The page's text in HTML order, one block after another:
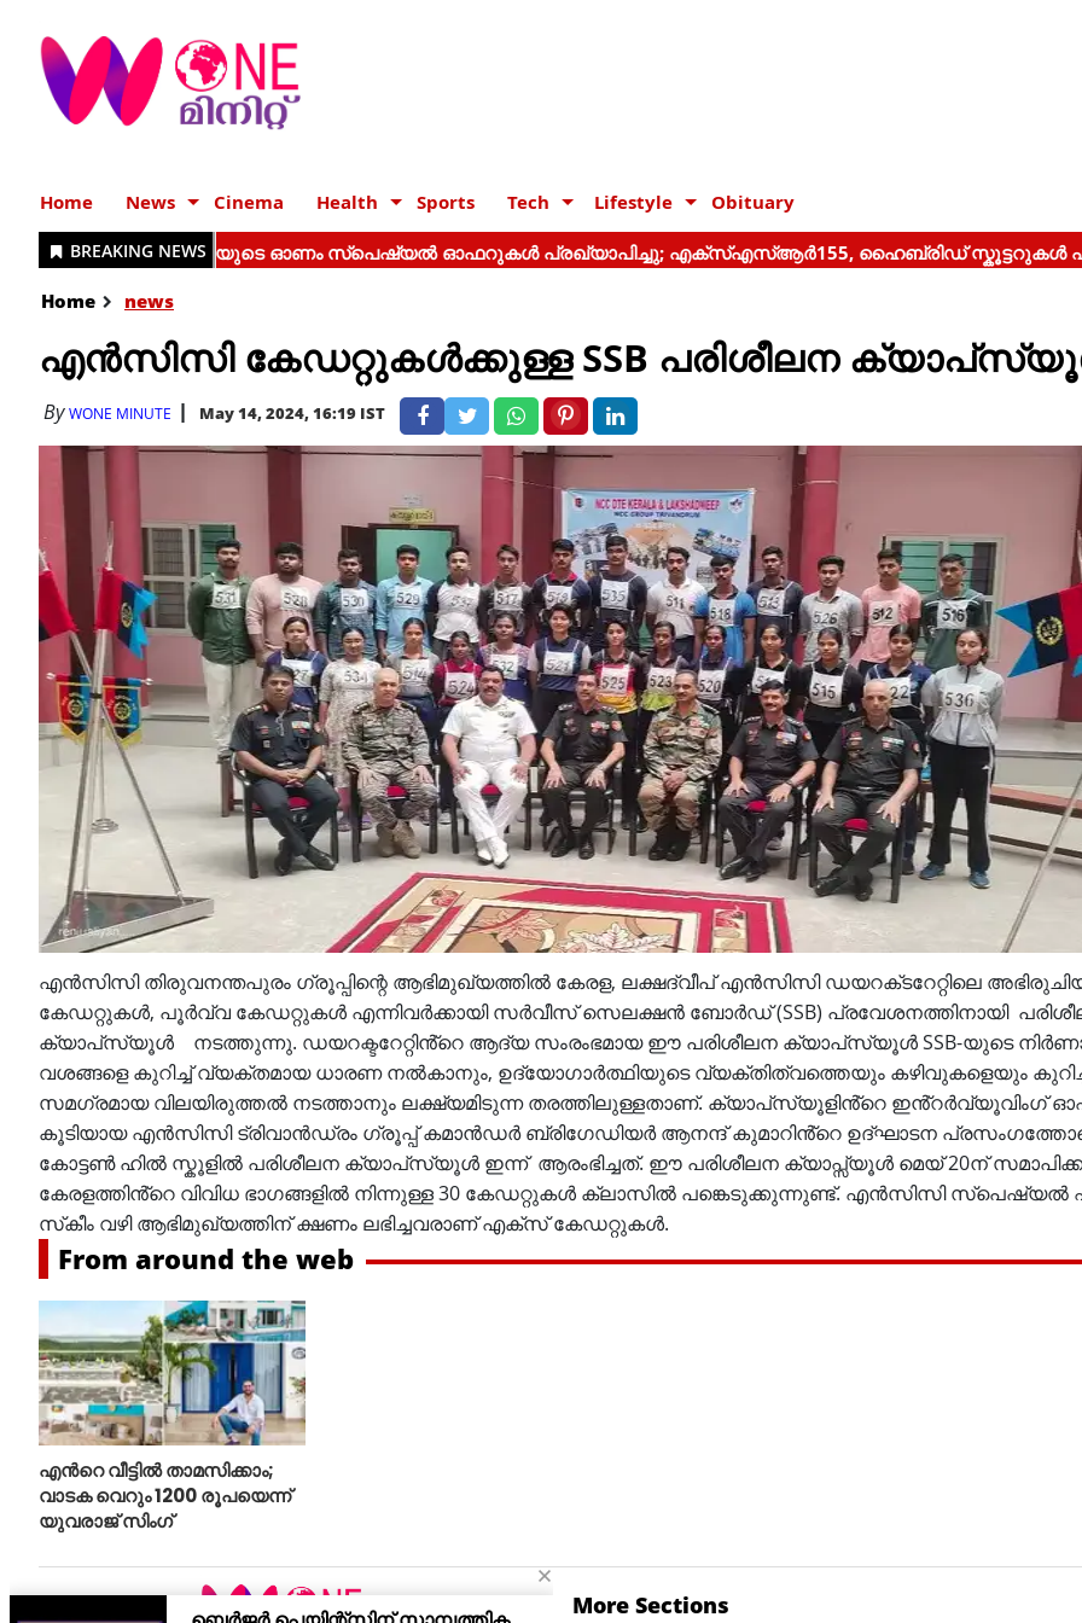
Home News Cinema Health Sports Tech Lifestyle Obituary
Home news
എൻസിസി കേഡറ്റുകൾക്കുള്ള SSB പരിശീലന
ByWONE MINUTE May 14, 2024, 16:19 IST
എൻസിസി തിരുവനന്തപുരം ഗ്രൂപ്പിന്റെ ആഭിമുഖ്യത്തിൽ കേരള, ലക്ഷദ്വീപ് എൻസിസി ഡയറക്‌ടറേറ്റിലെ
കേഡറ്റുകൾ, പൂർവ്വ കേഡറ്റുകൾ എന്നിവർക്കായി സർവീസ് സെലക്ഷൻ ബോർഡ് (SSB) പ്രവേശനത്തിനായി
ക്യാപ്‌സ്യൂൾ നടത്തുന്നു. ഡയറക്ടറേറ്റിൻ്റെ ആദ്യ സംരംഭമായ ഈ പരിശീലന ക്യാപ്‌സ്യൂൾ SSB-യുടെ
വശങ്ങളെ കുറിച്ച് വ്യക്തമായ ധാരണ നൽകാനും, ഉദ്യോഗാർത്ഥിയുടെ വ്യക്തിത്വത്തെയും കഴിവുകളെയും
സമഗ്രമായ വിലയിരുത്തൽ നടത്താനും ലക്ഷ്യമിടുന്ന തരത്തിലുള്ളതാണ്. ക്യാപ്‌സ്യൂളിൻ്റെ ഇൻ്റർവ്യൂവിംഗ്
കൂടിയായ എൻസിസി ട്രിവാൻഡ്രം ഗ്രൂപ്പ് കമാൻഡർ ബ്രിഗേഡിയർ ആനന്ദ് കുമാറിൻ്റെ ഉദ്ഘാടന
കോട്ടൺ ഹിൽ സ്കൂളിൽ പരിശീലന ക്യാപ്‌സ്യൂൾ ഇന്ന് ആരംഭിച്ചത്. ഈ പരിശീലന ക്യാപ്സ്യൂൾ മെയ് 20ന്
കേരളത്തിൻ്റെ വിവിധ ഭാഗങ്ങളിൽ നിന്നുള്ള 30 കേഡറ്റുകൾ ക്ലാസിൽ പങ്കെടുക്കുന്നുണ്ട്. എൻസിസി സ്‌പെഷ്യൽ
സ്‌കീം വഴി ആഭിമുഖ്യത്തിന് ക്ഷണം ലഭിച്ചവരാണ് എക്‌സ് കേഡറ്റുകൾ.
From around the web
എന്‍റെ വീട്ടില്‍ താമസിക്കാം;
വാടക വെറും 1200 രൂപയെന്ന്
യുവരാജ് സിംഗ്
More Sections